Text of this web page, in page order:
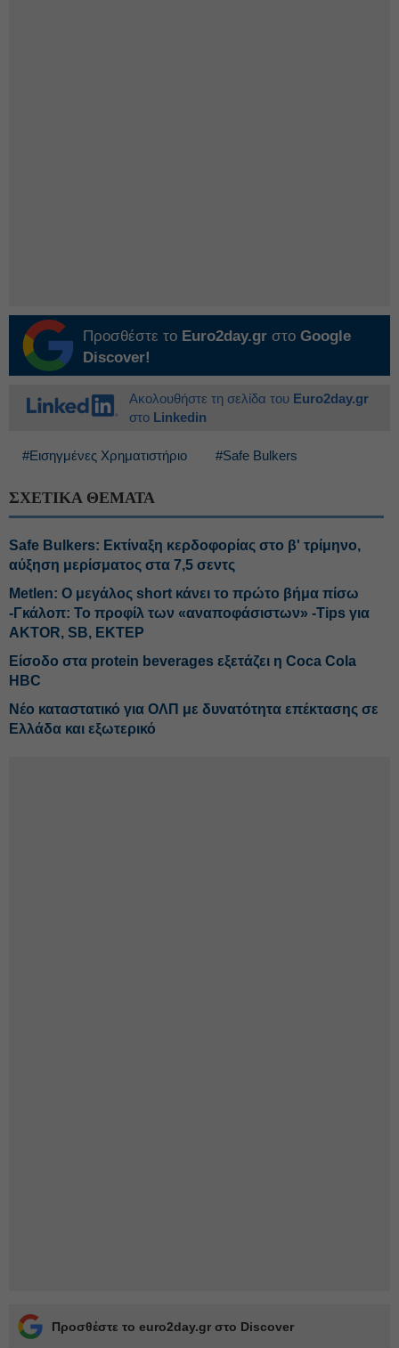
Προσθέστε το Euro2day.gr στο Google
Discover!
Ακολουθήστε τη σελίδα του Euro2day.gr
στο Linkedin
#Εισηγμένες Χρηματιστήριο #Safe Bulkers
ΣΧΕΤΙΚΑ ΘΕΜΑΤΑ
Safe Bulkers: Εκτίναξη κερδοφορίας στο β' τρίμηνο,
αύξηση μερίσματος στα 7,5 σεντς
Metlen: Ο μεγάλος short κάνει το πρώτο βήμα πίσω
-Γκάλοπ: Το προφίλ των «αναποφάσιστων» -Tips για
AKTOR, SB, ΕΚΤΕΡ
Είσοδο στα protein beverages εξετάζει η Coca Cola
HBC
Νέο καταστατικό για ΟΛΠ με δυνατότητα επέκτασης σε
Ελλάδα και εξωτερικό
Προσθέστε το euro2day.gr στο Discover